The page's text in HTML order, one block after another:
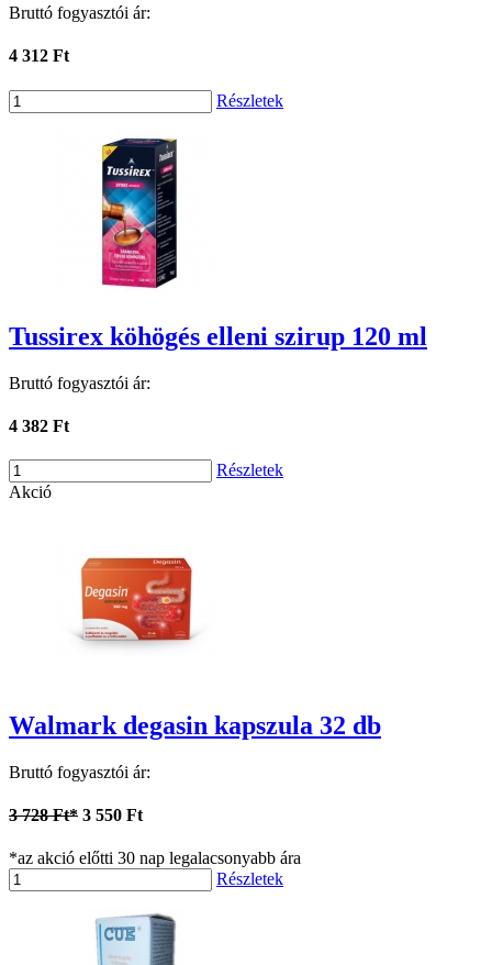
Bruttó fogyasztói ár:
4 312 Ft
Részletek
Tussirex köhögés elleni szirup 120 ml
Bruttó fogyasztói ár:
4 382 Ft
Részletek
Akció
Walmark degasin kapszula 32 db
Bruttó fogyasztói ár:
3 728 Ft* 3 550 Ft
*az akció előtti 30 nap legalacsonyabb ára
Részletek